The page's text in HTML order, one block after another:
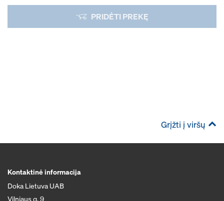
PRIDĖTI PREKĘ
Grįžti į viršų
Kontaktinė informacija
Doka Lietuva UAB
Vilniaus g. 9